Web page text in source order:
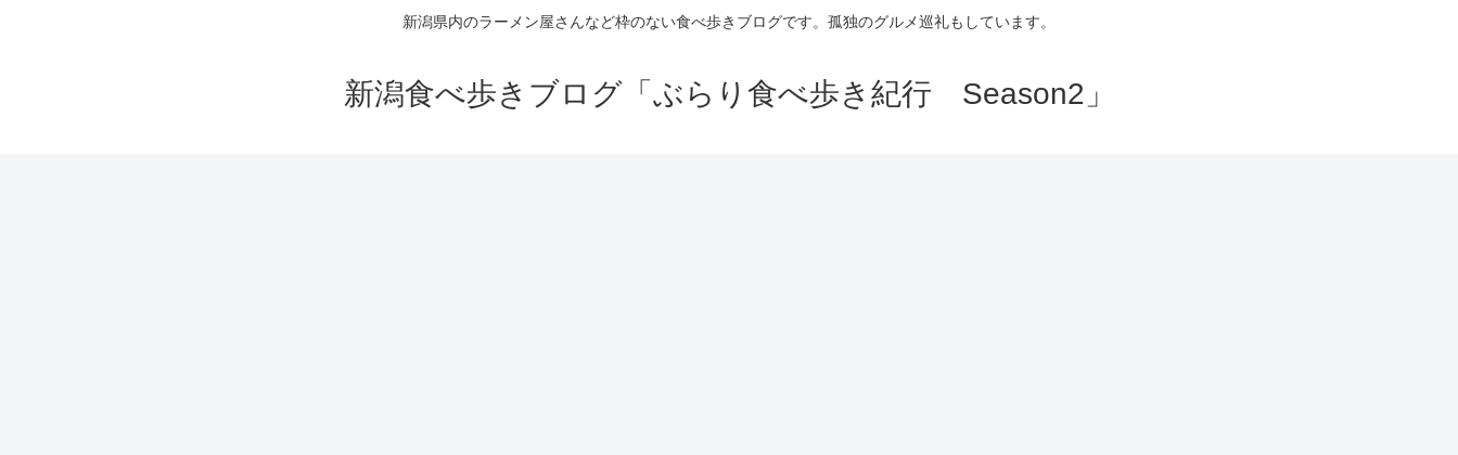
新潟県内のラーメン屋さんなど枠のない食べ歩きブログです。孤独のグルメ巡礼もしています。
新潟食べ歩きブログ「ぶらり食べ歩き紀行 Season2」